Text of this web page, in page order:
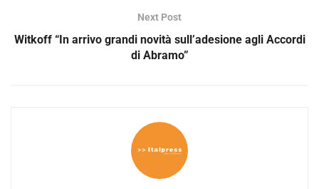
Next Post
Witkoff “In arrivo grandi novità sull’adesione agli Accordi
di Abramo”